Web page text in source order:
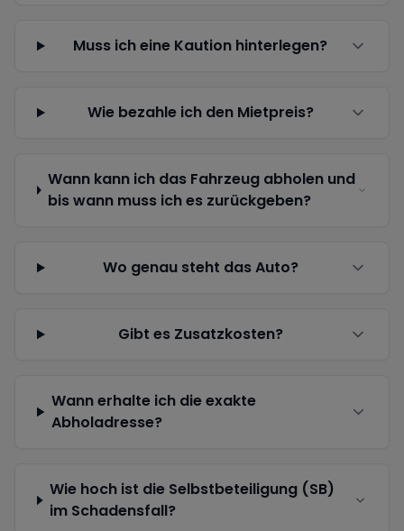
Muss ich eine Kaution hinterlegen?
Wie bezahle ich den Mietpreis?
Wann kann ich das Fahrzeug abholen und
bis wann muss ich es zurückgeben?
Wo genau steht das Auto?
Gibt es Zusatzkosten?
Wann erhalte ich die exakte
Abholadresse?
Wie hoch ist die Selbstbeteiligung (SB)
im Schadensfall?